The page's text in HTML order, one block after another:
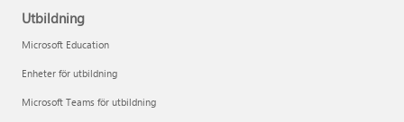
Utbildning
Microsoft Education
Enheter för utbildning
Microsoft Teams för utbildning